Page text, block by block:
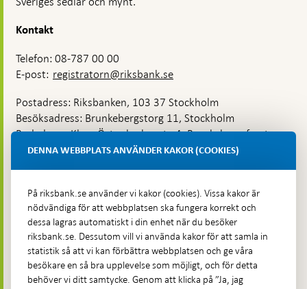
Kontakt
Telefon: 08-787 00 00
E-post: registratorn@riksbank.se
Postadress: Riksbanken, 103 37 Stockholm
Besöksadress: Brunkebergstorg 11, Stockholm
Budadress: Klara Östra kyrkogata 4, Brunkebergsfaret,
Lastplats 6
Hitta direkt
Frågor och svar-
Öppnas
i
Till Riksbankens webbarkiv-
Öppnas
DENNA WEBBPLATS ANVÄNDER KAKOR (COOKIES)
På riksbank.se använder vi kakor (cookies). Vissa kakor är
nödvändiga för att webbplatsen ska fungera korrekt och
dessa lagras automatiskt i din enhet när du besöker
riksbank.se. Dessutom vill vi använda kakor för att samla in
statistik så att vi kan förbättra webbplatsen och ge våra
besökare en så bra upplevelse som möjligt, och för detta
behöver vi ditt samtycke. Genom att klicka på ”Ja, jag